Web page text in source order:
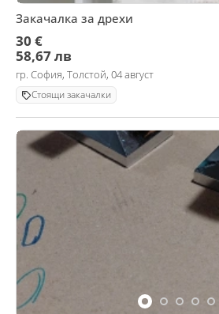
Закачалка за дрехи
30 €
58,67 лв
гр. София, Толстой, 04 август
Стоящи закачалки